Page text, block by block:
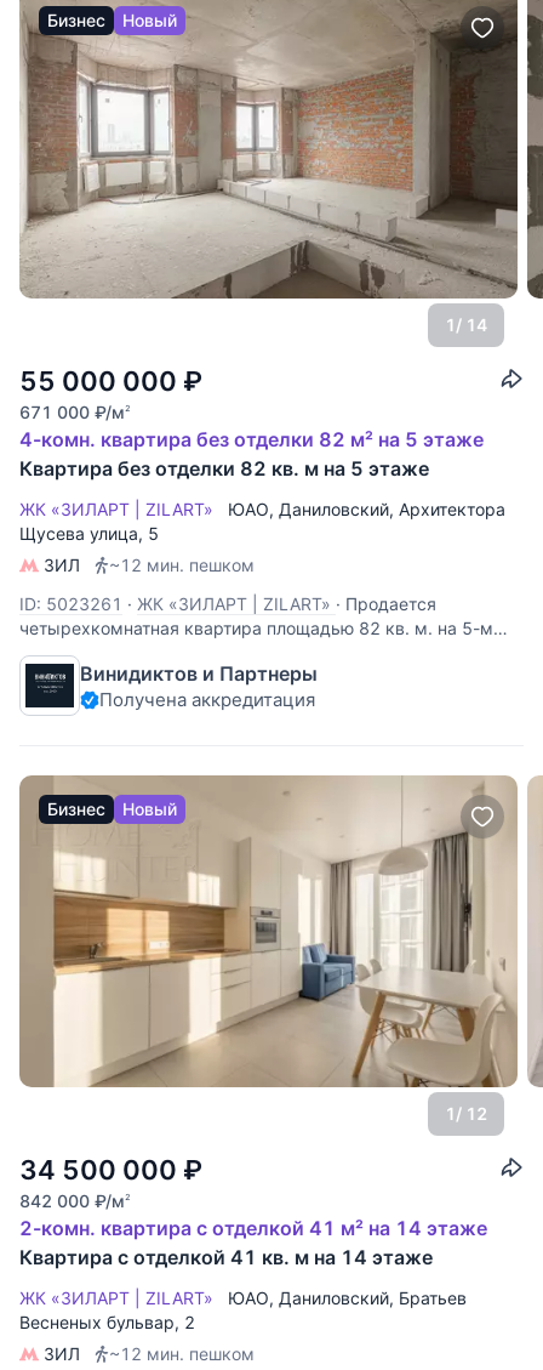
Бизнес Новый
1/ 14
55 000 000 ₽
671 000 ₽/м2
4-комн. квартира без отделки 82 м² на 5 этаже
Квартира без отделки 82 кв. м на 5 этаже
ЖК «ЗИЛАРТ | ZILART» ЮАО, Даниловский, Архитектора
Щусева улица, 5
ЗИЛ
~12 мин. пешком
ID: 5023261 · ЖК «ЗИЛАРТ | ZILART» · Продается
четырехкомнатная квартира площадью 82 кв. м. на 5-м
этаже дома премиум-класса (лот 17) в комплексе бизнес
класса ЗИЛАРТ. Прекрасно подойдет для:семьи с одним,
двумя или тремя детьми сдачи в аренду со ставкой 230-
Винидиктов и Партнеры
Получена аккредитация
Бизнес Новый
1/ 12
34 500 000 ₽
842 000 ₽/м2
2-комн. квартира с отделкой 41 м² на 14 этаже
Квартира с отделкой 41 кв. м на 14 этаже
ЖК «ЗИЛАРТ | ZILART» ЮАО, Даниловский, Братьев
Весненых бульвар, 2
ЗИЛ
~12 мин. пешком